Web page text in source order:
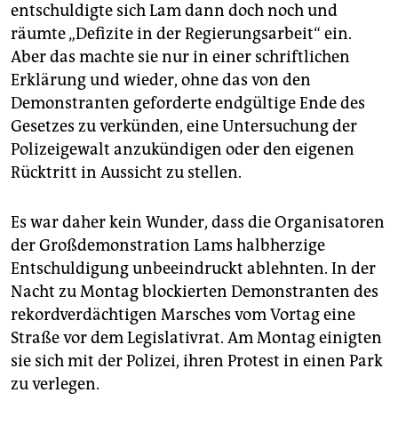
entschuldigte sich Lam dann doch noch und
räumte „Defizite in der Regierungsarbeit“ ein.
Aber das machte sie nur in einer schriftlichen
Erklärung und wieder, ohne das von den
Demonstranten geforderte endgültige Ende des
Gesetzes zu verkünden, eine Untersuchung der
Polizeigewalt anzukündigen oder den eigenen
Rücktritt in Aussicht zu stellen.
Es war daher kein Wunder, dass die Organisatoren
der Großdemonstration Lams halbherzige
Entschuldigung unbeeindruckt ablehnten. In der
Nacht zu Montag blockierten Demonstranten des
rekordverdächtigen Marsches vom Vortag eine
Straße vor dem Legislativrat. Am Montag einigten
sie sich mit der Polizei, ihren Protest in einen Park
zu verlegen.